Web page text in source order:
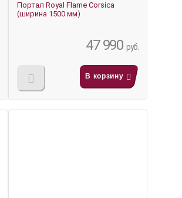
Портал Royal Flame Corsica
(ширина 1500 мм)
47 990 руб.
В корзину